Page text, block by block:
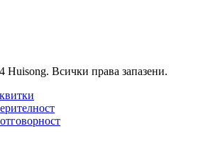
Huisong. Всички права запазени.